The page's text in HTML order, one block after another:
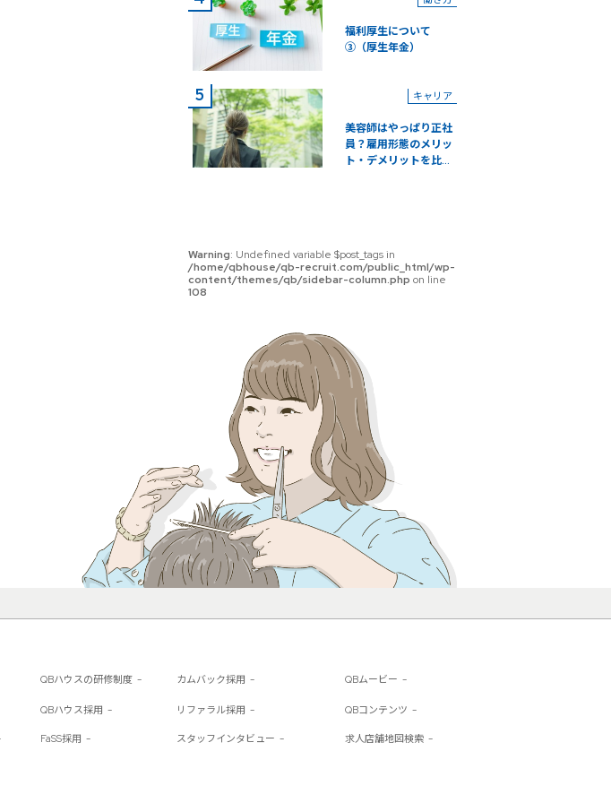
福利厚生について
③（厚生年金）
キャリア
美容師はやっぱり正社
員？雇用形態のメリッ
ト・デメリットを比...
Warning: Undefined variable $post_tags in
/home/qbhouse/qb-recruit.com/public_html/wp-
content/themes/qb/sidebar-column.php on line
108
QBハウスの研修制度
QBハウス採用
FaSS採用
カムバック採用
リファラル採用
スタッフインタビュー
QBムービー
QBコンテンツ
求人店舗地図検索